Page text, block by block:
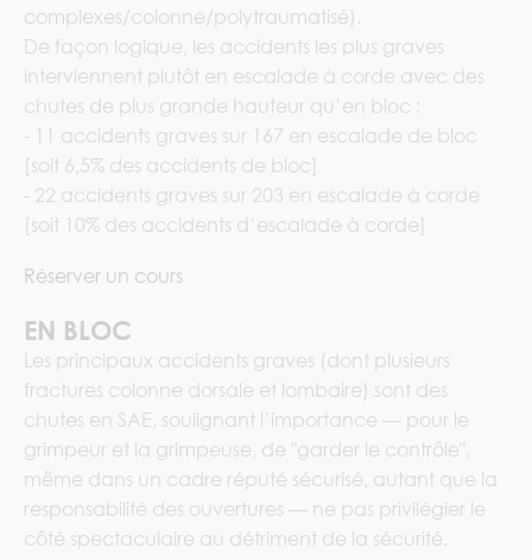
complexes/colonne/polytraumatisé).
De façon logique, les accidents les plus graves
interviennent plutôt en escalade à corde avec des
chutes de plus grande hauteur qu’en bloc :
- 11 accidents graves sur 167 en escalade de bloc
[soit 6,5% des accidents de bloc]
- 22 accidents graves sur 203 en escalade à corde
[soit 10% des accidents d’escalade à corde]
Réserver un cours
EN BLOC
Les principaux accidents graves (dont plusieurs
fractures colonne dorsale et lombaire) sont des
chutes en SAE, soulignant l’importance — pour le
grimpeur et la grimpeuse, de "garder le contrôle",
même dans un cadre réputé sécurisé, autant que la
responsabilité des ouvertures — ne pas privilégier le
côté spectaculaire au détriment de la sécurité.